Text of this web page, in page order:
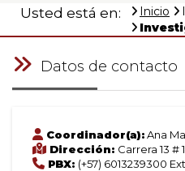
Usted está en: Inicio
Datos de contacto
Coordinador(a):Ana
Dirección: Carrera 13 #
PBX: (+57) 6013239300